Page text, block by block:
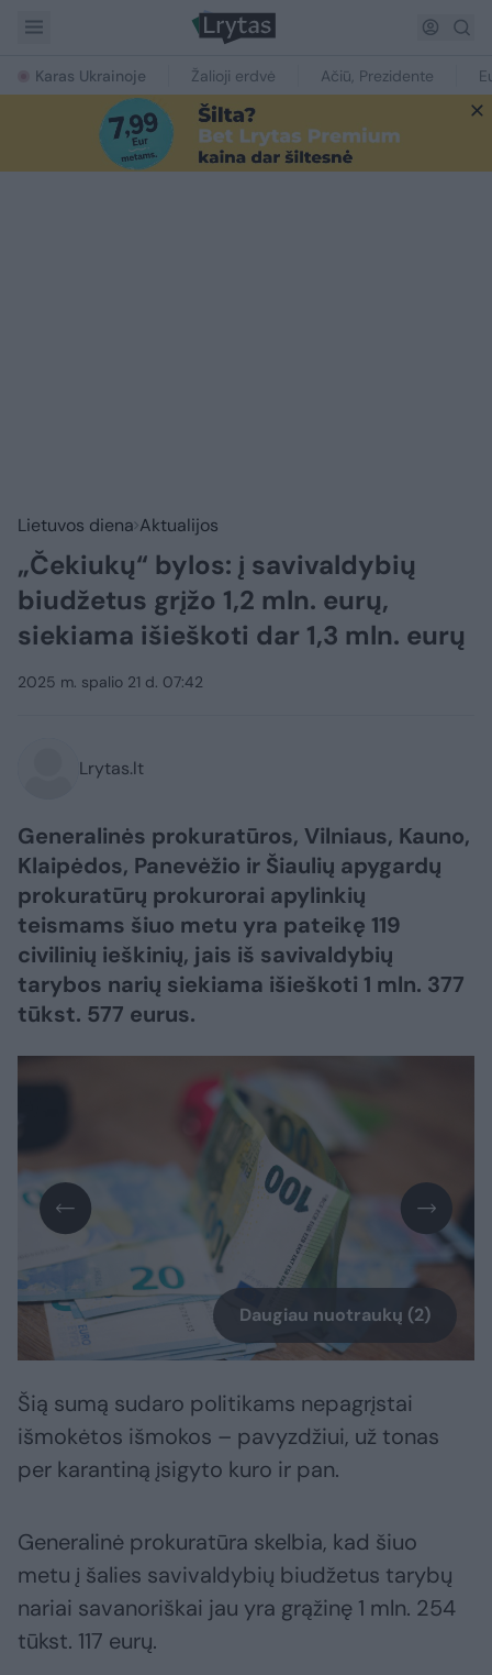
Karas Ukrainoje Žalioji erdvė Ačiū, Prezidente
Lietuvos diena Aktualijos
„Čekiukų“ bylos: į savivaldybių
biudžetus grįžo 1,2 mln. eurų,
siekiama išieškoti dar 1,3 mln. eurų
2025 m. spalio 21 d. 07:42
Lrytas.lt
Generalinės prokuratūros, Vilniaus, Kauno,
Klaipėdos, Panevėžio ir Šiaulių apygardų
prokuratūrų prokurorai apylinkių
teismams šiuo metu yra pateikę 119
civilinių ieškinių, jais iš savivaldybių
tarybos narių siekiama išieškoti 1 mln. 377
tūkst. 577 eurus.
Daugiau nuotraukų (2)
Šią sumą sudaro politikams nepagrįstai
išmokėtos išmokos – pavyzdžiui, už tonas
per karantiną įsigyto kuro ir pan.
Generalinė prokuratūra skelbia, kad šiuo
metu į šalies savivaldybių biudžetus tarybų
nariai savanoriškai jau yra grąžinę 1 mln. 254
tūkst. 117 eurų.